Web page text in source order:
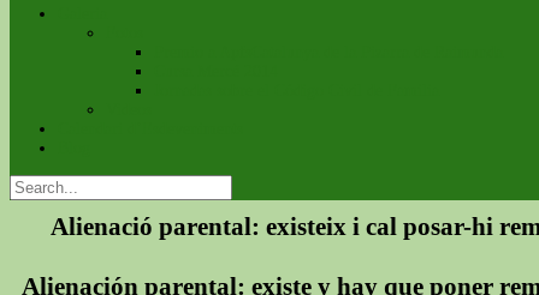
Alienació parental: existeix i cal posar-hi
Alienación parental: existe y hay que poner